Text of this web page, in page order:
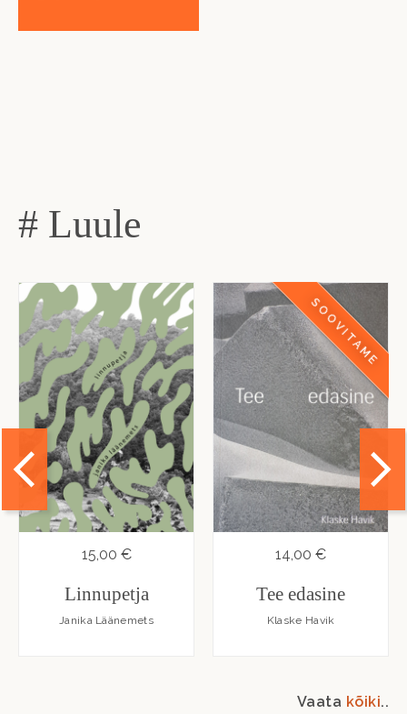
# Luule
15,00 €
Linnupetja
Janika Läänemets
SOOVITAME
14,00 €
Tee edasine
Klaske Havik
Vaata kõiki..